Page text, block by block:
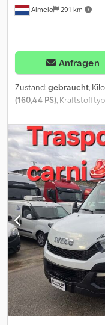
Almelo 291 km
Anfragen
Zustand:gebraucht,
(160,44 PS),
Euro6, Baujahr:2023,
Weitere Optionen und
Daily 65C16. Year: 2023.
Weight: 6260 kg. Max
kg. Euro 6. 2 Persons.
Digital tacho. Wheelbase:
225/75R16 90%. Klaas
1600 kg. Max lateral
permitted tilt: 0 degree.
Max height under hook:
Csdpfszp I Ifjx Agmjha
The General Terms
all adverts, offers and
entered into by
By any form of
General Terms and